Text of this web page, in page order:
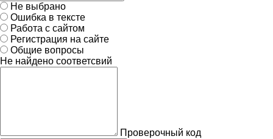
Не выбрано
Ошибка в тексте
Работа с сайтом
Регистрация на сайте
Общие вопросы
Не найдено соответсвий
Проверочный код